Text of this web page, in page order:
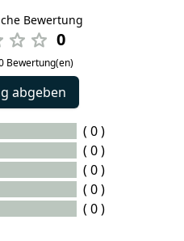
Bewertung
0
Bewertung(en)
abgeben
( 0 )
( 0 )
( 0 )
( 0 )
( 0 )